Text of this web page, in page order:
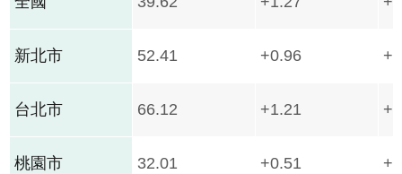
新北市 52.41 +0.96
台北市 66.12 +1.21
桃園市 32.01 +0.51